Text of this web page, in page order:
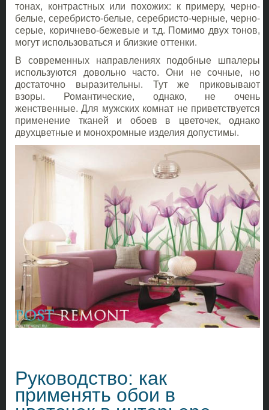
тонах, контрастных или похожих: к примеру, черно-
белые, серебристо-белые, серебристо-черные, черно-
серые, коричнево-бежевые и т.д. Помимо двух тонов,
могут использоваться и близкие оттенки.
В современных направлениях подобные шпалеры
используются довольно часто. Они не сочные, но
достаточно выразительны. Тут же приковывают
взоры. Романтические, однако, не очень
женственные. Для мужских комнат не приветствуется
применение тканей и обоев в цветочек, однако
двухцветные и монохромные изделия допустимы.
Руководство: как
применять обои в